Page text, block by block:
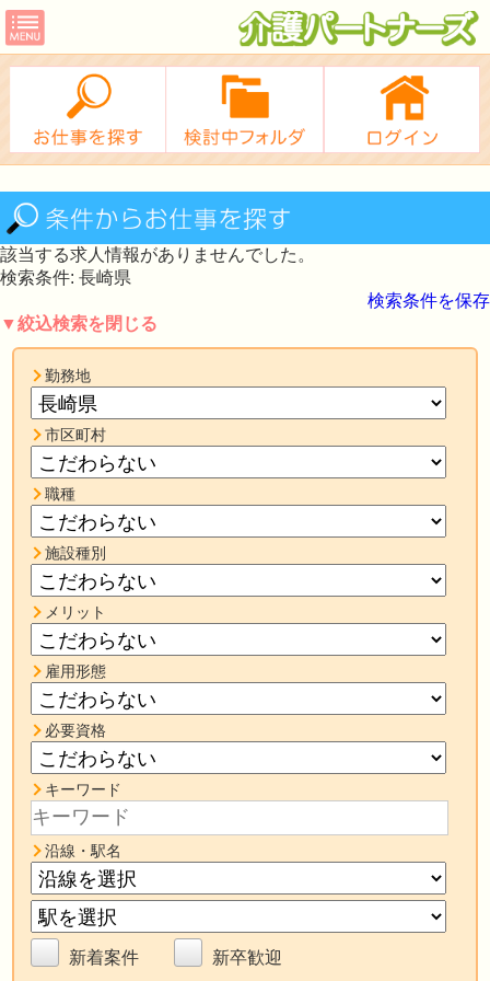
該当する求人情報がありませんでした。
検索条件: 長崎県
検索条件を保存
▼絞込検索を閉じる
勤務地
市区町村
職種
施設種別
メリット
雇用形態
必要資格
キーワード
沿線・駅名
新着案件 新卒歓迎